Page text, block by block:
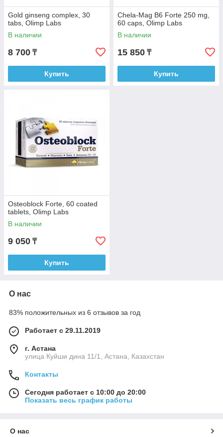
Gold ginseng complex, 30
tabs, Olimp Labs
В наличии
8 700 ₸
Купить
Chela-Mag B6 Forte 250 mg,
60 caps, Olimp Labs
В наличии
15 850 ₸
Купить
Osteoblock Forte, 60 coated
tablets, Olimp Labs
В наличии
9 050 ₸
Купить
О нас
83% положительных из 6 отзывов за год
Работает с 29.11.2019
г. Астана
улица Куйши дина 11/1, Астана, Казахстан
Контакты
Сегодня работает с 10:00 до 20:00
Показать весь график работы
О нас